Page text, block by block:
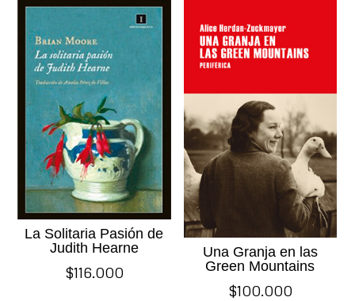
La Solitaria Pasión de
Judith Hearne
$116.000
Una Granja en las
Green Mountains
$100.000